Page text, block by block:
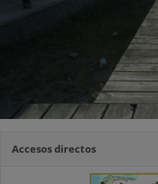
Accesos directos